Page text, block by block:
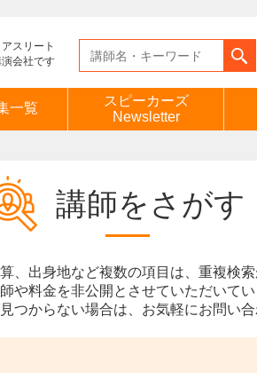
スリート
会社です
一覧
スピーカーズ
Newsletter
講師をさがす
、出身地など複数の項目は、重複検索
や料金を非公開とさせていただいてい
つからない場合は、お気軽にお問い合